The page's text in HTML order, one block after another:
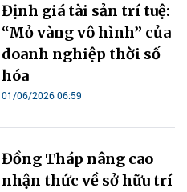
Định giá tài sản trí tuệ:
“Mỏ vàng vô hình” của
doanh nghiệp thời số
hóa
01/06/2026 06:59
Đồng Tháp nâng cao
nhận thức về sở hữu trí